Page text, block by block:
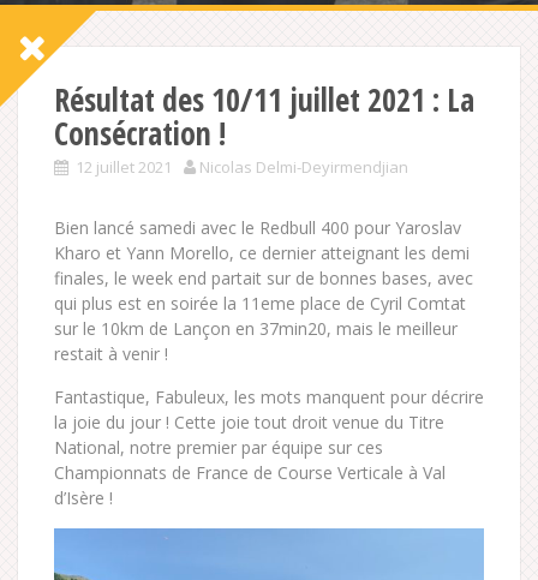
Résultat des 10/11 juillet 2021 : La
Consécration !
12 juillet 2021 Nicolas Delmi-Deyirmendjian
Bien lancé samedi avec le Redbull 400 pour Yaroslav
Kharo et Yann Morello, ce dernier atteignant les demi
finales, le week end partait sur de bonnes bases, avec
qui plus est en soirée la 11eme place de Cyril Comtat
sur le 10km de Lançon en 37min20, mais le meilleur
restait à venir !
Fantastique, Fabuleux, les mots manquent pour décrire
la joie du jour ! Cette joie tout droit venue du Titre
National, notre premier par équipe sur ces
Championnats de France de Course Verticale à Val
d’Isère !